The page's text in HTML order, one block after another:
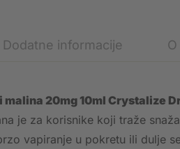
Dodatne informacije
malina 20mg 10ml Crystalize
je za korisnike koji traže
vapiranje u pokretu ili dulje